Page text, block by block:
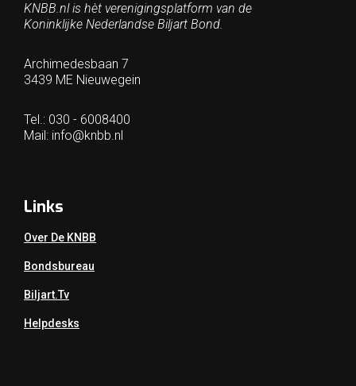
KNBB.nl is hèt verenigingsplatform van de
Koninklijke Nederlandse Biljart Bond.
Archimedesbaan 7
3439 ME Nieuwegein
Tel.: 030 - 6008400
Mail: info@knbb.nl
Links
Over De KNBB
Bondsbureau
Biljart.tv
Helpdesks